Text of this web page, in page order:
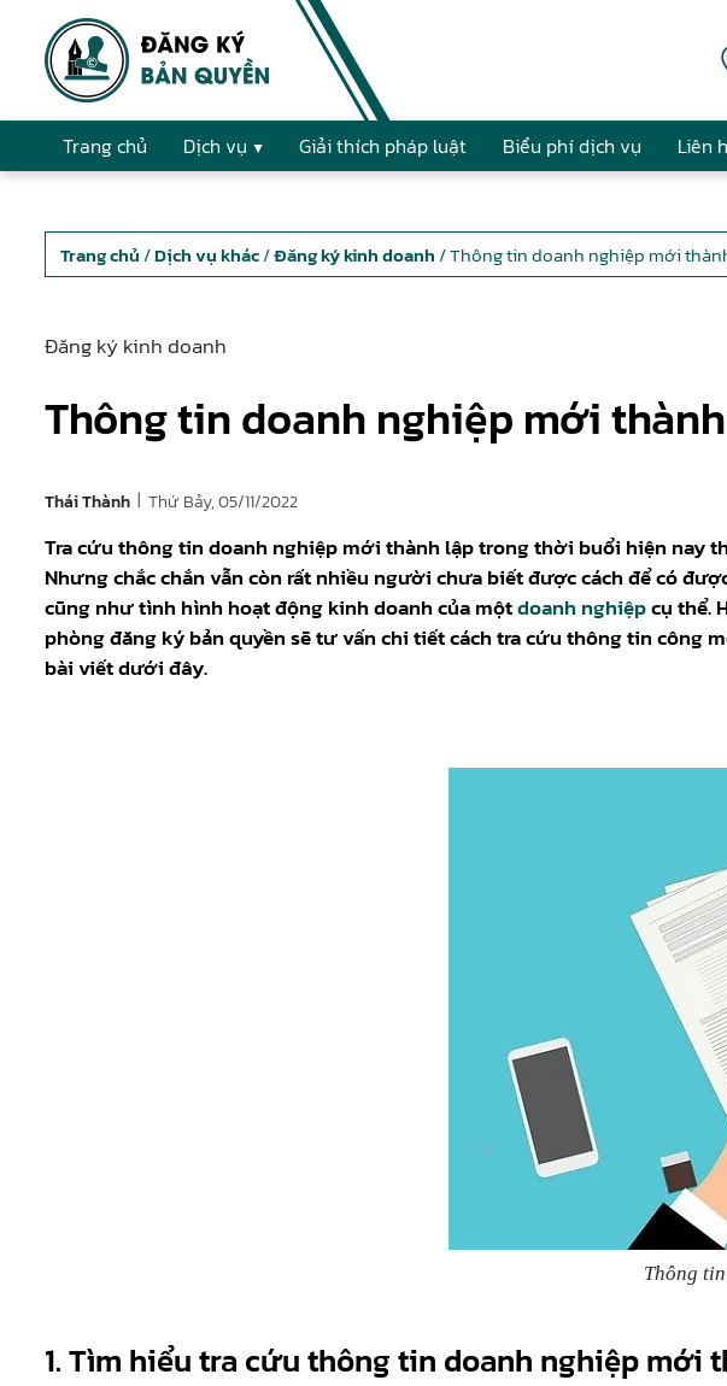
Trang chủ Dịch vụ Giải thích pháp luật Biểu phí dịch vụ Liên
Trang chủ /Dịch vụ khác/Đăng ký kinh doanh / Thông tin doanh nghiệp mới
Đăng ký kinh doanh
Thông tin doanh nghiệp mới
Thái Thành | Thứ Bảy, 05/11/2022
Tra cứu thông tin doanh nghiệp mới thành lập trong thời buổi hiện nay
Nhưng chắc chắn vẫn còn rất nhiều người chưa biết được cách để có
cũng như tình hình hoạt động kinh doanh của mộtdoanh nghiệpcụ thể.
phòng đăng ký bản quyền sẽ tư vấn chi tiết cách tra cứu thông tin công
bài viết dưới đây.
Thông
1.Tìm hiểu tra cứu thông tin doanh nghiệp mới